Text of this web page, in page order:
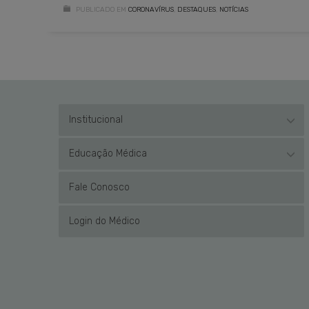
PUBLICADO EM CORONAVÍRUS DESTAQUES NOTÍCIAS
Institucional
Educação Médica
Fale Conosco
Login do Médico